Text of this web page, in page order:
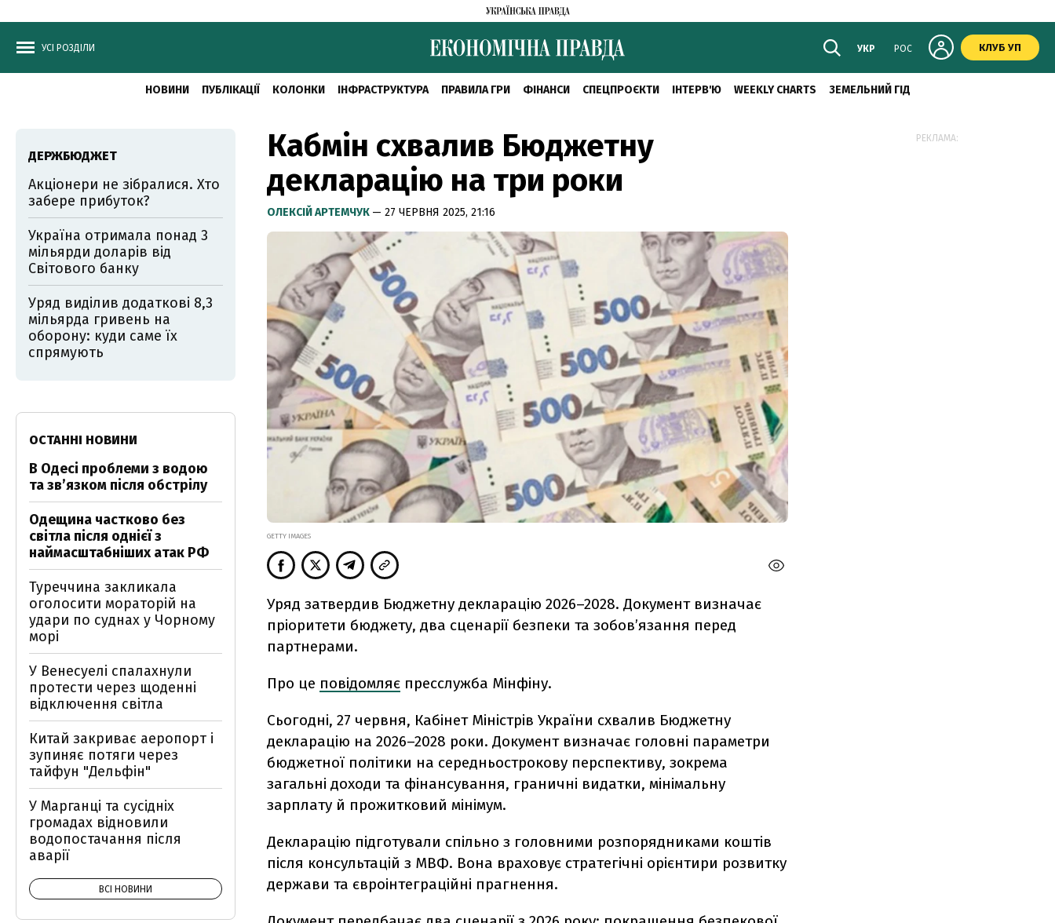
УСІ РОЗДІЛИ УКР РОС КЛУБ УП
НОВИНИ ПУБЛІКАЦІЇ КОЛОНКИ ІНФРАСТРУКТУРА ПРАВИЛА ГРИ ФІНАНСИ СПЕЦПРОЄКТИ ІНТЕРВ'Ю WEEKLY CHARTS ЗЕМЕЛЬНИЙ ГІД
Кабмін схвалив Бюджетну
декларацію на три роки
ОЛЕКСІЙ АРТЕМЧУК — 27 ЧЕРВНЯ 2025, 21:16
GETTY IMAGES
Уряд затвердив Бюджетну декларацію 2026–2028. Документ визначає
пріоритети бюджету, два сценарії безпеки та зобов’язання перед
партнерами.
Про це повідомляє пресслужба Мінфіну.
Сьогодні, 27 червня, Кабінет Міністрів України схвалив Бюджетну
декларацію на 2026–2028 роки. Документ визначає головні параметри
бюджетної політики на середньострокову перспективу, зокрема
загальні доходи та фінансування, граничні видатки, мінімальну
зарплату й прожитковий мінімум.
Декларацію підготували спільно з головними розпорядниками коштів
після консультацій з МВФ. Вона враховує стратегічні орієнтири розвитку
держави та євроінтеграційні прагнення.
ДЕРЖБЮДЖЕТ
Акціонери не зібралися. Хто
забере прибуток?
Україна отримала понад 3
мільярди доларів від
Світового банку
Уряд виділив додаткові 8,3
мільярда гривень на
оборону: куди саме їх
спрямують
ОСТАННІ НОВИНИ
В Одесі проблеми з водою
та звʼязком після обстрілу
Одещина частково без
світла після однієї з
наймасштабніших атак РФ
Туреччина закликала
оголосити мораторій на
удари по суднах у Чорному
морі
У Венесуелі спалахнули
протести через щоденні
відключення світла
Китай закриває аеропорт і
зупиняє потяги через
тайфун "Дельфін"
У Марганці та сусідніх
громадах відновили
водопостачання після
аварії
ВСІ НОВИНИ
РЕКЛАМА: